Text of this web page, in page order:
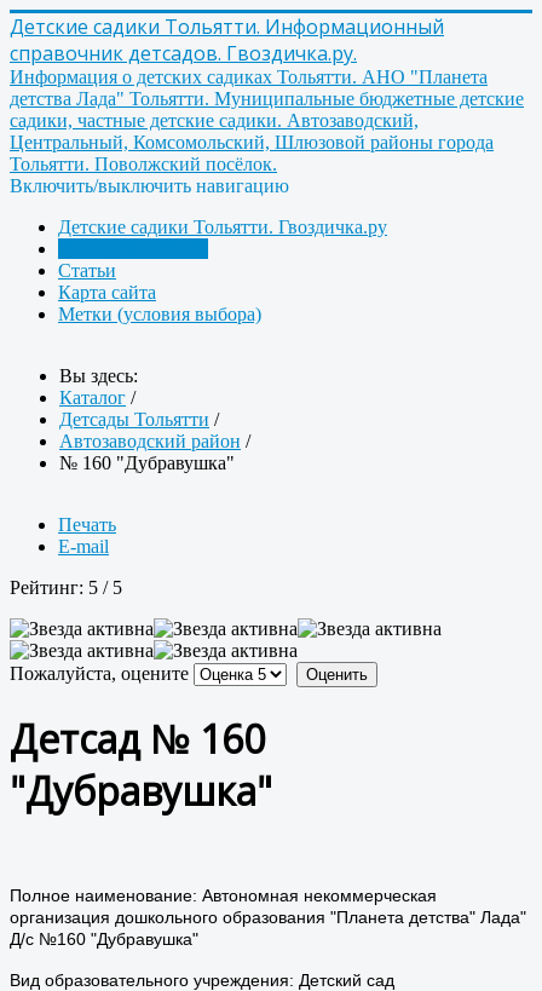
Детские садики Тольятти. Информационный
справочник детсадов. Гвоздичка.ру.
Информация о детских садиках Тольятти. АНО "Планета
детства Лада" Тольятти. Муниципальные бюджетные детские
садики, частные детские садики. Автозаводский,
Центральный, Комсомольский, Шлюзовой районы города
Тольятти. Поволжский посёлок.
Включить/выключить навигацию
Детские садики Тольятти. Гвоздичка.ру
Статьи
Карта сайта
Метки (условия выбора)
Вы здесь:
Каталог /
Детсады Тольятти /
Автозаводский район /
№ 160 "Дубравушка"
Печать
E-mail
Рейтинг: 5 / 5
Пожалуйста, оцените
Детсад № 160
"Дубравушка"
Полное наименование: Автономная некоммерческая
организация дошкольного образования "Планета детства" Лада"
Д/с №160 "Дубравушка"
Вид образовательного учреждения: Детский сад